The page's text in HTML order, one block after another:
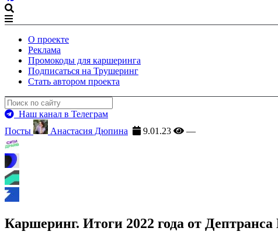
О проекте
Реклама
Промокоды для каршеринга
Подписаться на Трушеринг
Стать автором проекта
Наш канал в Телеграм
Посты
Анастасия Дюпина 9.01.23 —
Каршеринг. Итоги 2022 года от